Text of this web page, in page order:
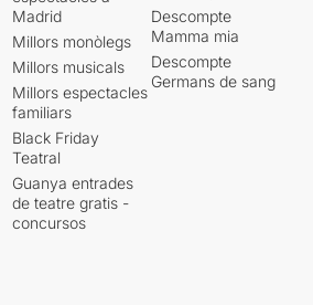
Madrid
Millors monòlegs
Millors musicals
Millors espectacles
familiars
Black Friday
Teatral
Guanya entrades
de teatre gratis -
concursos
Descompte
Mamma mia
Descompte
Germans de sang